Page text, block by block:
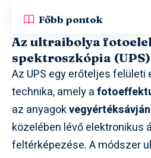
Főbb pontok
Az ultraibolya
spektroszkópia
Az UPS egy erőteljes felületi
technika, amely a
az anyagok
közelében lévő elektronikus
feltérképezése. A módszer